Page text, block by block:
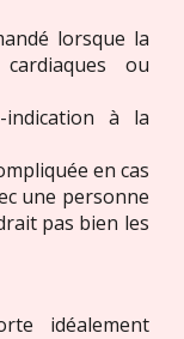
lorsque la
ou
indication à la
en cas
une personne
pas bien les
idéalement